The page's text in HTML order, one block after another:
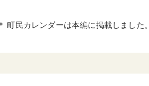
本編に掲載しました。